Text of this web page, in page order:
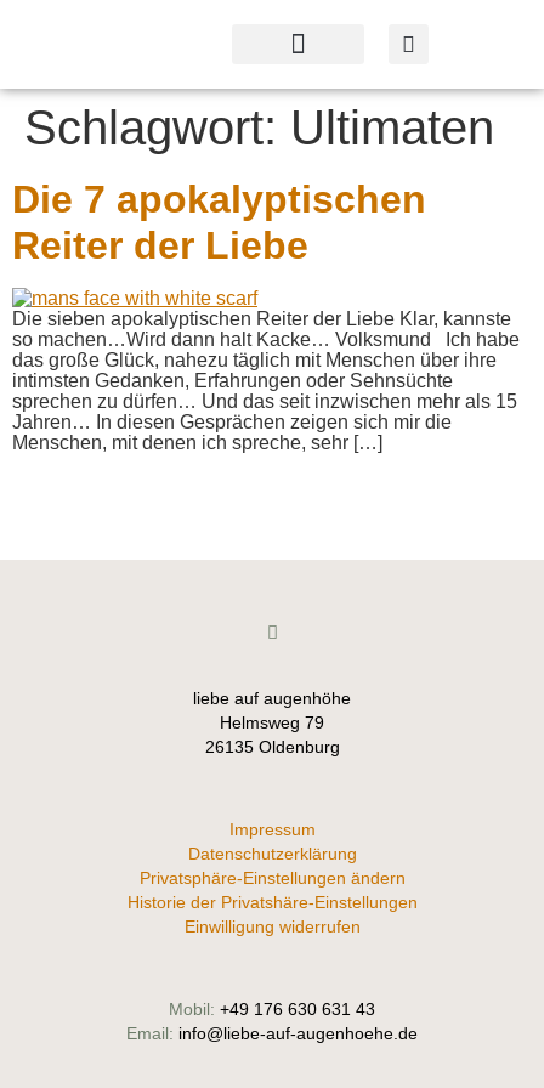
Schlagwort: Ultimaten
Die 7 apokalyptischen
Reiter der Liebe
Die sieben apokalyptischen Reiter der Liebe Klar, kannste
so machen…Wird dann halt Kacke… Volksmund Ich habe
das große Glück, nahezu täglich mit Menschen über ihre
intimsten Gedanken, Erfahrungen oder Sehnsüchte
sprechen zu dürfen… Und das seit inzwischen mehr als 15
Jahren… In diesen Gesprächen zeigen sich mir die
Menschen, mit denen ich spreche, sehr […]
Mobil: +49 176 630 631 43
Email: info@liebe-auf-augenhoehe.de
liebe auf augenhöhe
Helmsweg 79
26135 Oldenburg
Impressum
Datenschutzerklärung
Privatsphäre-Einstellungen ändern
Historie der Privatshäre-Einstellungen
Einwilligung widerrufen